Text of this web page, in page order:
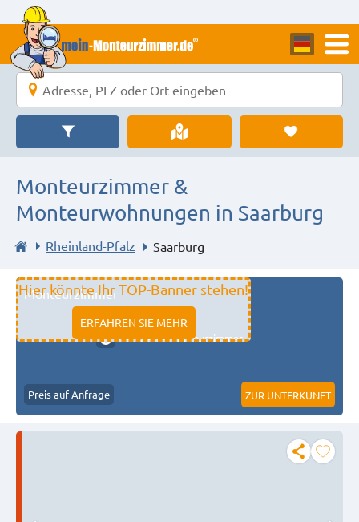
Monteurzimmer &
Monteurwohnungen in Saarburg
Rheinland-Pfalz Saarburg
Hier könnte Ihr TOP-Banner stehen!
ERFAHREN SIE MEHR
Monteurzimmer
11333 fulda
Preiswerte Monteurzimmer
Preis auf Anfrage ZUR UNTERKUNFT